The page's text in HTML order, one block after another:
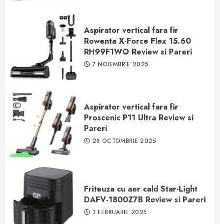
Aspirator vertical fara fir
Rowenta X-Force Flex 15.60
RH99F1WO Review si Pareri
7 NOIEMBRIE 2025
Aspirator vertical fara fir
Proscenic P11 Ultra Review si
Pareri
28 OCTOMBRIE 2025
Friteuza cu aer cald Star-Light
DAFV-1800Z7B Review si Pareri
3 FEBRUARIE 2025